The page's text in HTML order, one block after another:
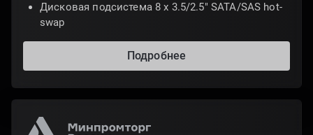
Дисковая подсистема 8 х 3.5/2.5" SATA/SAS hot-
swap
Подробнее